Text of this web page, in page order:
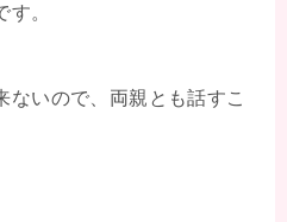
。
ないので、両親とも話すこ